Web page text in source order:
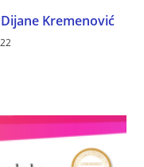
Kremenović